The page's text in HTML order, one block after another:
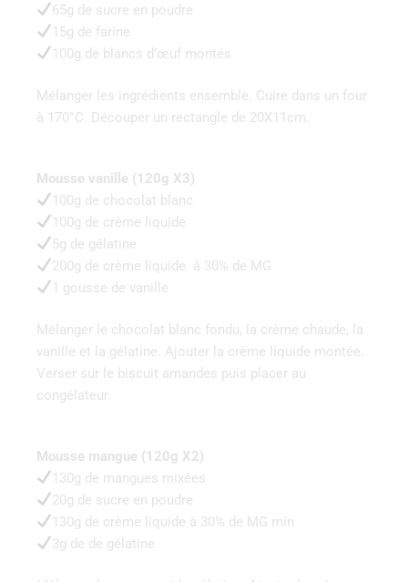
65g de sucre en poudre
15g de farine
100g de blancs d’œuf montés
Mélanger les ingrédients ensemble. Cuire dans un four
à 170°C. Découper un rectangle de 20X11cm.
Mousse vanille (120g X3)
100g de chocolat blanc
100g de crème liquide
5g de gélatine
200g de crème liquide à 30% de MG
1 gousse de vanille
Mélanger le chocolat blanc fondu, la crème chaude, la
vanille et la gélatine. Ajouter la crème liquide montée.
Verser sur le biscuit amandes puis placer au
congélateur.
Mousse mangue (120g X2)
130g de mangues mixées
20g de sucre en poudre
130g de crème liquide à 30% de MG min
3g de de gélatine